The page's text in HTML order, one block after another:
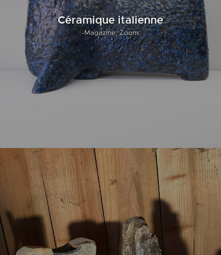
Céramique italienne
-Magazine,Zoom